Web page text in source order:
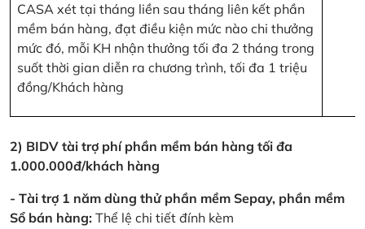
CASA xét tại tháng liền sau tháng liên kết phần
mềm bán hàng, đạt điều kiện mức nào chi thưởng
mức đó, mỗi KH nhận thưởng tối đa 2 tháng trong
suốt thời gian diễn ra chương trình, tối đa 1 triệu
đồng/Khách hàng
2) BIDV tài trợ phí phần mềm bán hàng tối đa
1.000.000đ/khách hàng
- Tài trợ 1 năm dùng thử phần mềm Sepay, phần mềm
Sổ bán hàng: Thể lệ chi tiết đính kèm